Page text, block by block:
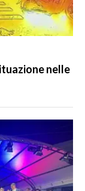
nelle